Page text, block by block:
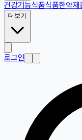
건강기능식품식품한약재
더보기
로그인